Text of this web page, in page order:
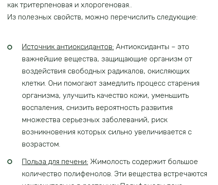
как тритерпеновая и хлорогеновая..
Из полезных свойств, можно перечислить следующие:
Источник антиоксидантов: Антиоксиданты – это
важнейшие вещества, защищающие организм от
воздействия свободных радикалов, окисляющих
клетки. Они помогают замедлить процесс старения
организма, улучшить качество кожи, уменьшить
воспаления, снизить вероятность развития
множества серьезных заболеваний, риск
возникновения которых сильно увеличивается с
возрастом.
Польза для печени: Жимолость содержит большое
количество полифенолов. Эти вещества встречаются